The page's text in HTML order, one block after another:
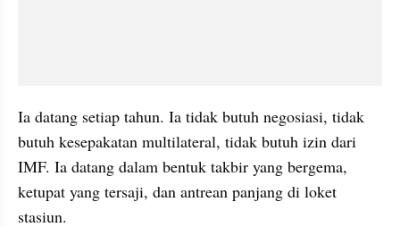
Ia datang setiap tahun. Ia tidak butuh negosiasi, tidak
butuh kesepakatan multilateral, tidak butuh izin dari
IMF. Ia datang dalam bentuk takbir yang bergema,
ketupat yang tersaji, dan antrean panjang di loket
stasiun.